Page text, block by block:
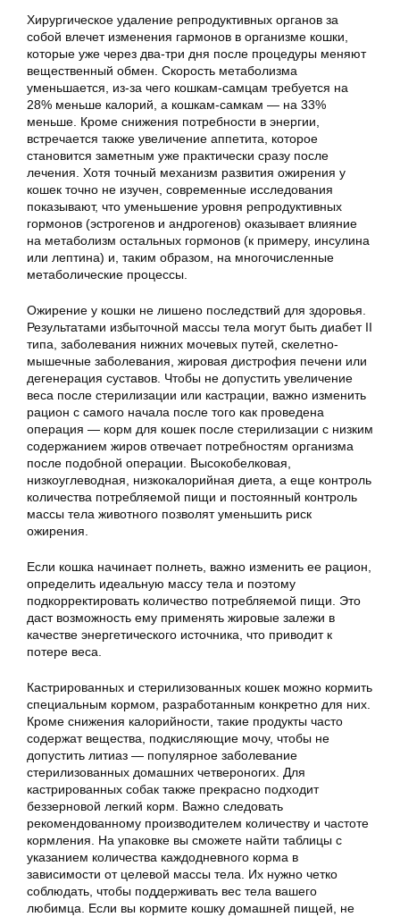
Хирургическое удаление репродуктивных органов за
собой влечет изменения гармонов в организме кошки,
которые уже через два-три дня после процедуры меняют
вещественный обмен. Скорость метаболизма
уменьшается, из-за чего кошкам-самцам требуется на
28% меньше калорий, а кошкам-самкам — на 33%
меньше. Кроме снижения потребности в энергии,
встречается также увеличение аппетита, которое
становится заметным уже практически сразу после
лечения. Хотя точный механизм развития ожирения у
кошек точно не изучен, современные исследования
показывают, что уменьшение уровня репродуктивных
гормонов (эстрогенов и андрогенов) оказывает влияние
на метаболизм остальных гормонов (к примеру, инсулина
или лептина) и, таким образом, на многочисленные
метаболические процессы.
Ожирение у кошки не лишено последствий для здоровья.
Результатами избыточной массы тела могут быть диабет II
типа, заболевания нижних мочевых путей, скелетно-
мышечные заболевания, жировая дистрофия печени или
дегенерация суставов. Чтобы не допустить увеличение
веса после стерилизации или кастрации, важно изменить
рацион с самого начала после того как проведена
операция — корм для кошек после стерилизации с низким
содержанием жиров отвечает потребностям организма
после подобной операции. Высокобелковая,
низкоуглеводная, низкокалорийная диета, а еще контроль
количества потребляемой пищи и постоянный контроль
массы тела животного позволят уменьшить риск
ожирения.
Если кошка начинает полнеть, важно изменить ее рацион,
определить идеальную массу тела и поэтому
подкорректировать количество потребляемой пищи. Это
даст возможность ему применять жировые залежи в
качестве энергетического источника, что приводит к
потере веса.
Кастрированных и стерилизованных кошек можно кормить
специальным кормом, разработанным конкретно для них.
Кроме снижения калорийности, такие продукты часто
содержат вещества, подкисляющие мочу, чтобы не
допустить литиаз — популярное заболевание
стерилизованных домашних четвероногих. Для
кастрированных собак также прекрасно подходит
беззерновой легкий корм. Важно следовать
рекомендованному производителем количеству и частоте
кормления. На упаковке вы сможете найти таблицы с
указанием количества каждодневного корма в
зависимости от целевой массы тела. Их нужно четко
соблюдать, чтобы поддерживать вес тела вашего
любимца. Если вы кормите кошку домашней пищей, не